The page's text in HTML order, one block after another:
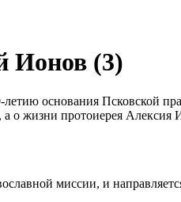
Ионов (3)
летию основания Псковской
о жизни протоиерея Алексия
миссии, и